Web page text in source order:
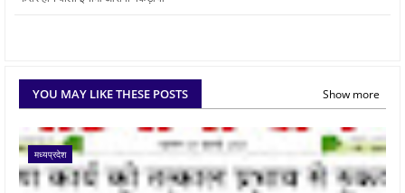
YOU MAY LIKE THESE POSTS Show more
मध्यप्रदेश